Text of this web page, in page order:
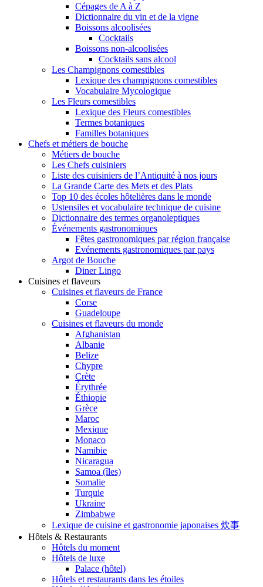
Cépages de A à Z
Dictionnaire du vin et de la vigne
Boissons alcoolisées
Cocktails
Boissons non-alcoolisées
Cocktails sans alcool
Les Champignons comestibles
Lexique des champignons comestibles
Vocabulaire Mycologique
Les Fleurs comestibles
Lexique des Fleurs comestibles
Termes botaniques
Familles botaniques
Chefs et métiers de bouche
Métiers de bouche
Les Chefs cuisiniers
Liste des cuisiniers de l’Antiquité à nos jours
La Grande Carte des Mets et des Plats
Top 10 des écoles hôtelières dans le monde
Ustensiles et vocabulaire technique de cuisine
Dictionnaire des termes organoleptiques
Événements gastronomiques
Fêtes gastronomiques par région française
Evénements gastronomiques par pays
Argot de Bouche
Diner Lingo
Cuisines et flaveurs
Cuisines et flaveurs de France
Corse
Guadeloupe
Cuisines et flaveurs du monde
Afghanistan
Albanie
Belize
Chypre
Crète
Érythrée
Éthiopie
Grèce
Maroc
Mexique
Monaco
Namibie
Nicaragua
Samoa (îles)
Somalie
Turquie
Ukraine
Zimbabwe
Lexique de cuisine et gastronomie japonaises 炊事
Hôtels & Restaurants
Hôtels du moment
Hôtels de luxe
Palace (hôtel)
Hôtels et restaurants dans les étoiles